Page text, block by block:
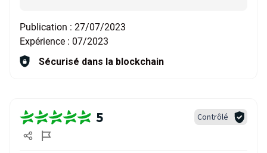
Publication : 27/07/2023
Expérience : 07/2023
Sécurisé dans la blockchain
5 Contrôlé